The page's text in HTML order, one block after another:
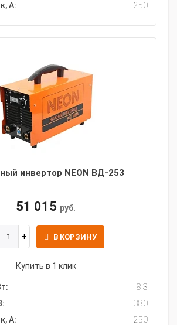
А: 250
инвертор NEON ВД-253
51 015 руб.
В КОРЗИНУ
Купить в 1 клик
8.3
380
А:
250